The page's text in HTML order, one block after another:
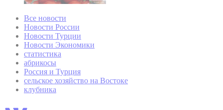
Все новости
Новости России
Новости Турции
Новости Экономики
статистика
абрикосы
Россия и Турция
сельское хозяйство на Востоке
клубника